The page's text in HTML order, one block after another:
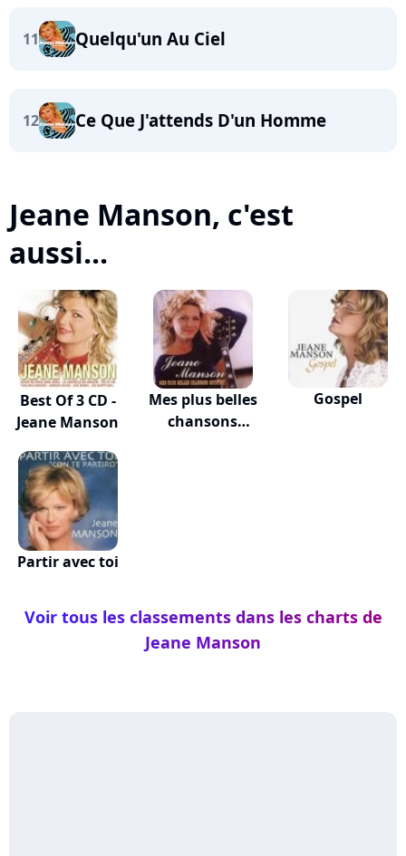
11 Quelqu'un Au Ciel
12 Ce Que J'attends D'un Homme
Jeane Manson, c'est
aussi...
Best Of 3 CD -
Jeane Manson
Mes plus belles
chansons
Gospel
Partir avec toi
Voir tous les classements dans les charts de
Jeane Manson